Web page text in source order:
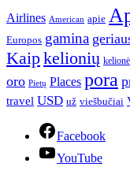
Airlines American apie
Europos gamina
Kaipkelionių kelionė
oro Pietų Places pora
travel USD už viešbučiai
Facebook
YouTube